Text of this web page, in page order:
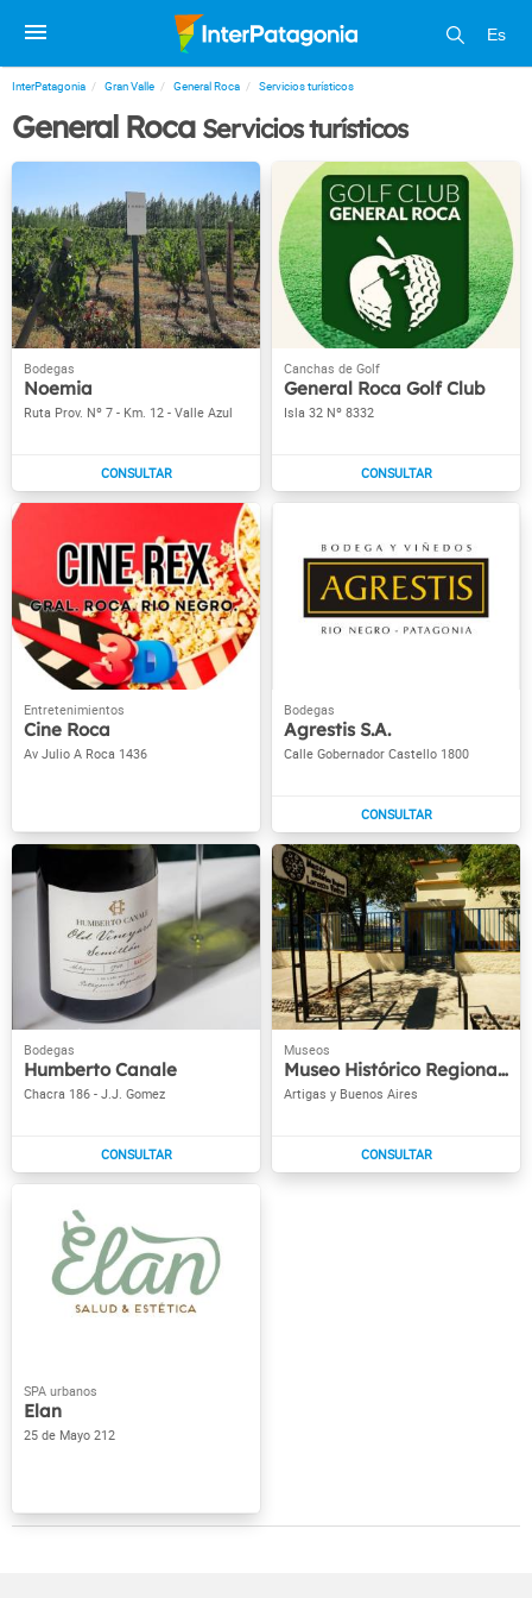
Es
InterPatagonia Gran Valle General Roca Servicios turísticos
General Roca Servicios turísticos
Noemia
Ruta Prov. Nº 7 - Km. 12 - Valle Azul
General Roca Golf Club
Isla 32 Nº 8332
Cine Roca
Av Julio A Roca 1436
Agrestis S.A.
Calle Gobernador Castello 1800
Humberto Canale
Chacra 186 - J.J. Gomez
Museo Histórico Regional Lorenzo Vintter
Artigas y Buenos Aires
Elan
25 de Mayo 212